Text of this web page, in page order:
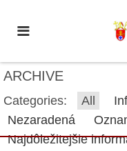
ARCHIVE
Categories: All
Nezaradená
Najdôležitejšie